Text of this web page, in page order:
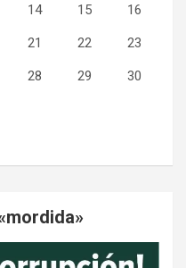
14 15 16
21 22 23
28 29 30